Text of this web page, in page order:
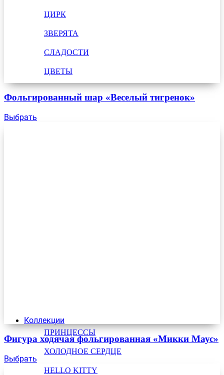
ЦИРК
ЗВЕРЯТА
СЛАДОСТИ
ЦВЕТЫ
Коллекции
ПРИНЦЕССЫ
ХОЛОДНОЕ СЕРДЦЕ
HELLO KITTY
Фольгированный шар «Веселый тигренок»
Выбрать
Фигура ходячая фольгированная «Микки Маус»
Выбрать